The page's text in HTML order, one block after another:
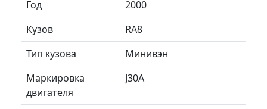
Год
2000
Кузов
RA8
Тип кузова
Минивэн
Маркировка
двигателя
J30A